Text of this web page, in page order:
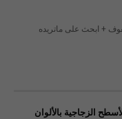
+ ابحث على ماتريده
الزجاجية بالألوان